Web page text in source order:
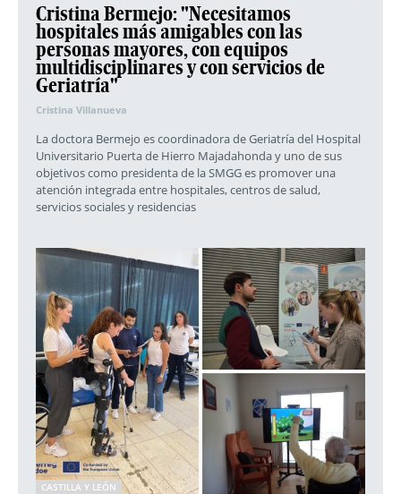
Cristina Bermejo: "Necesitamos
hospitales más amigables con las
personas mayores, con equipos
multidisciplinares y con servicios de
Geriatría"
Cristina Villanueva
La doctora Bermejo es coordinadora de Geriatría del Hospital
Universitario Puerta de Hierro Majadahonda y uno de sus
objetivos como presidenta de la SMGG es promover una
atención integrada entre hospitales, centros de salud,
servicios sociales y residencias
CASTILLA Y LEÓN